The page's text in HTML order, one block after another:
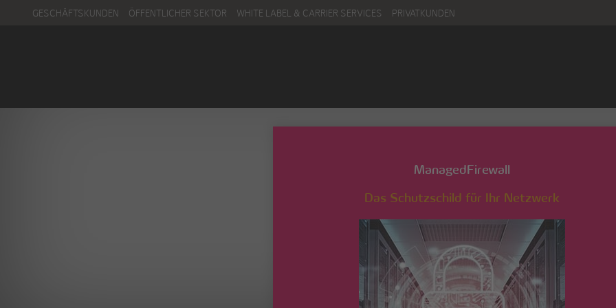
GESCHÄFTSKUNDEN ÖFFENTLICHER SEKTOR WHITE LABEL & CARRIER SERVICES PRIVATKUNDEN
ManagedFirewall
Das Schutzschild für Ihr Netzwerk